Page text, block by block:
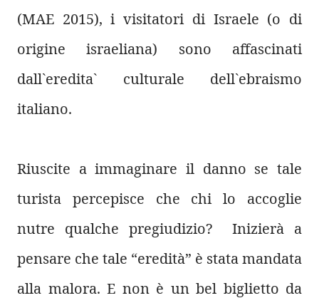
(MAE 2015), i visitatori di Israele (o di
origine israeliana) sono affascinati
dall`eredita` culturale dell`ebraismo
italiano.
Riuscite a immaginare il danno se tale
turista percepisce che chi lo accoglie
nutre qualche pregiudizio? Inizierà a
pensare che tale “eredità” è stata mandata
alla malora. E non è un bel biglietto da